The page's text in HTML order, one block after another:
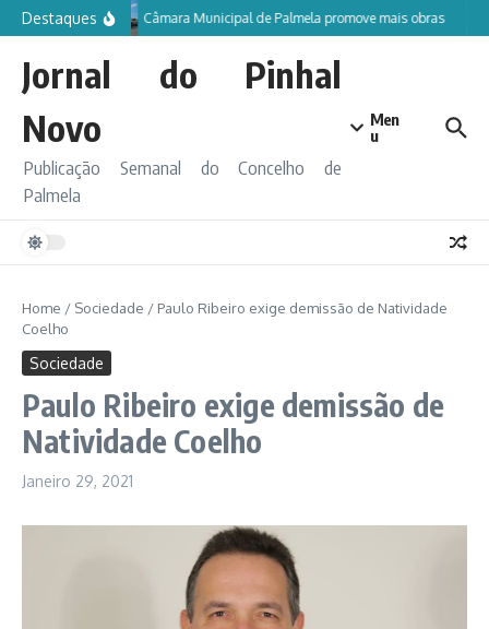
Ir para o conteúdo
Destaques Câmara Municipal de Palmela promove mais obras
Jornal do Pinhal
Novo
Publicação Semanal do Concelho de
Palmela
Men
u
Home / Sociedade / Paulo Ribeiro exige demissão de Natividade
Coelho
Sociedade
Paulo Ribeiro exige demissão de
Natividade Coelho
Janeiro 29, 2021